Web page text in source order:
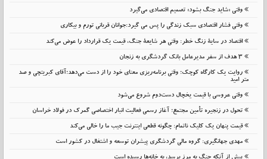
وقتی «شاید جنگ بشود» تصمیم اقتصادی می‌گیرد
وقتی فشار اقتصادی سبک زندگی را پس می گیرد:جوانان قربانی تورم و بیکاری
اقتصاد در سایهٔ زنگ خطر: وقتی هر شایعهٔ جنگ، قیمت یک قرارداد را عوض می‌کند
۳ هدف از سفر مدیرعامل بانک گردشگری به زنجان
روایت یک کارگاه کوچک؛ وقتی برنامه‌ریزی معنای خود را از دست می‌دهد؛آقای کبریتچی و صد
متر امید
وقتی عروسی با قیمت یخچال دست‌دوم شروع می‌شود
تحول در زنجیره تأمین مجتمع؛ آغاز رسمی فعالیت انبار اختصاصی گمرک در فولاد خراسان
قیمت پنهان یک کلیک ناتمام: چگونه قطعی اینترنت جیب ما را خالی می‌کند
مهدی جهانگیری: گروه مالی گردشگری پیشران توسعه و اشتغال در کشور است